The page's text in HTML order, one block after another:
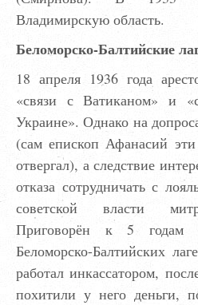
Владимирскую область.
Беломорско-Балтийские
18 апреля 1936 года
«связи с Ватиканом» и
Украине». Однако на
(сам епископ Афанасий
отвергал), а следствие
отказа сотрудничать с
советской власти
Приговорён к 5 годам
Беломорско-Балтийских
работал инкассатором,
похитили у него деньги,